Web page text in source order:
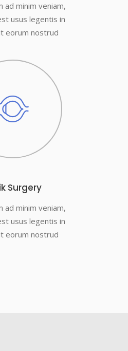
ad minim veniam,
usus legentis in
eorum nostrud
Surgery
ad minim veniam,
usus legentis in
eorum nostrud